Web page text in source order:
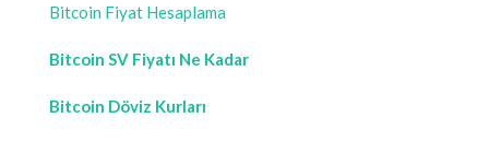
Bitcoin Fiyat Hesaplama
Bitcoin SV Fiyatı Ne Kadar
Bitcoin Döviz Kurları